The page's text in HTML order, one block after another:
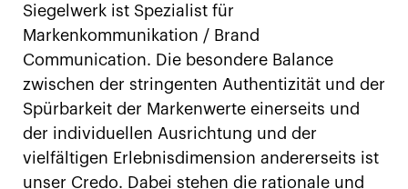
Siegelwerk ist Spezialist für
Markenkommunikation / Brand
Communication. Die besondere Balance
zwischen der stringenten Authentizität und der
Spürbarkeit der Markenwerte einerseits und
der individuellen Ausrichtung und der
vielfältigen Erlebnisdimension andererseits ist
unser Credo. Dabei stehen die rationale und